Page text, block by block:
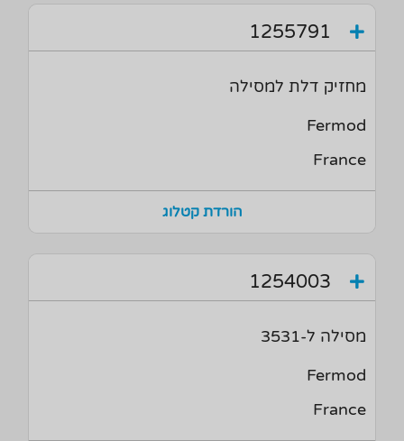
1255791
מחזיק דלת למסילה
Fermod
France
הורדת קטלוג
1254003
מסילה ל-3531
Fermod
France